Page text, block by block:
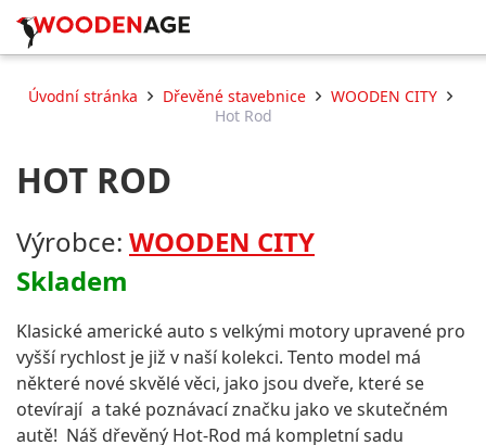
Úvodní stránka Dřevěné stavebnice
WOODEN CITY
Hot Rod
HOT ROD
Výrobce: WOODEN CITY
Skladem
Klasické americké auto s velkými motory upravené pro
vyšší rychlost je již v naší kolekci. Tento model má
některé nové skvělé věci, jako jsou dveře, které se
otevírají a také poznávací značku jako ve skutečném
autě! Náš dřevěný Hot-Rod má kompletní sadu